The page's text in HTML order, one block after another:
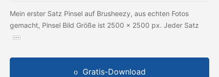
Mein erster Satz Pinsel auf Brusheezy, aus echten Fotos
gemacht, Pinsel Bild Größe ist 2500 x 2500 px. Jeder Satz
Gratis-Download